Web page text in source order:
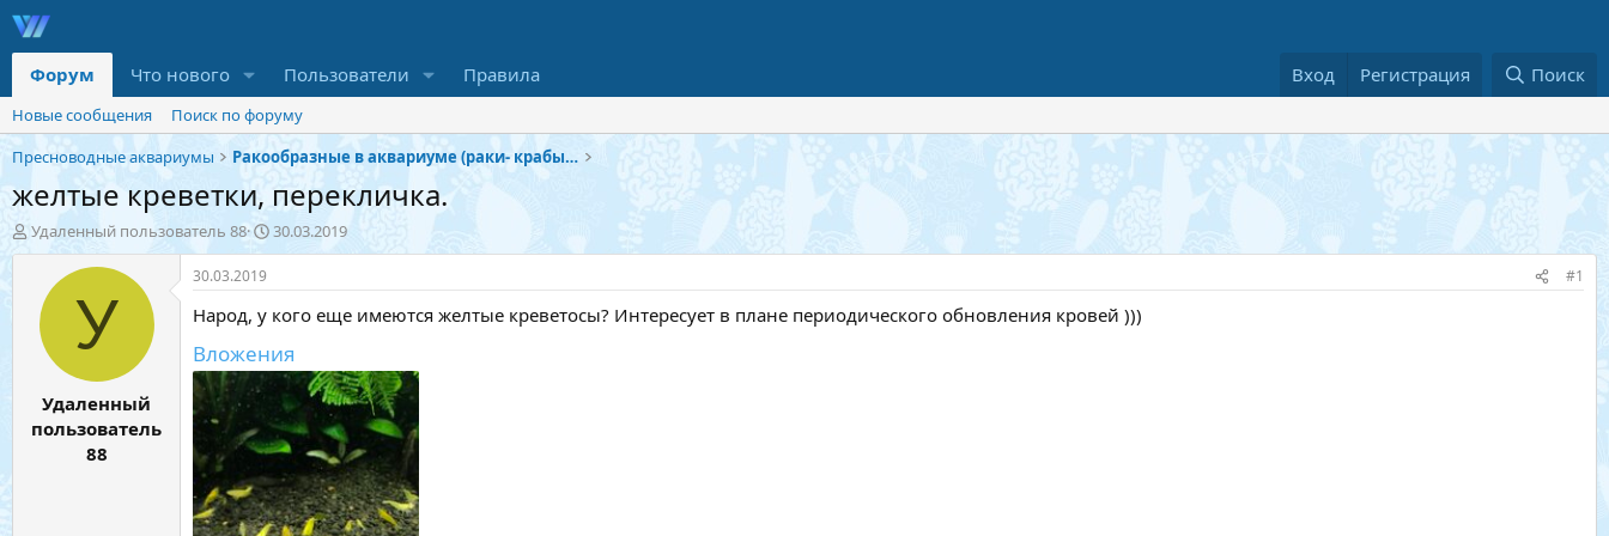
Форум Что нового Пользователи Правила Вход Регистрация Поиск
Новые сообщения
Поиск по форуму
Пресноводные аквариумы
Ракообразные в аквариуме (раки- крабы- креветки)
желтые креветки, перекличка.
А
в
Удаленный пользователь 88
Д
а
а
н
ч
а
а
30.03.2019
У
Удаленный
пользователь
88
30.03.2019 #1
Народ, у кого еще имеются желтые креветосы? Интересует в плане периодического обновления кровей )))
Вложения